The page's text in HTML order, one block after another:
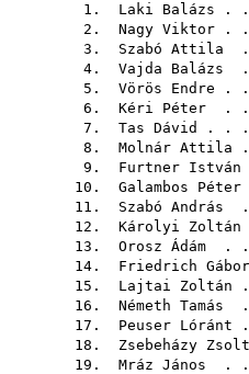
1. Laki Balázs .
2. Nagy Viktor .
3. Szabó Attila .
4. Vajda Balázs .
5. Vörös Endre .
6. Kéri Péter .
7. Tas Dávid . .
8. Molnár Attila
9. Furtner István
10. Galambos Péter
11. Szabó András .
12. Károlyi Zoltán
13. Orosz Ádám .
14. Friedrich Gábor
15. Lajtai Zoltán
16. Németh Tamás .
17. Peuser Lóránt
18. Zsebeházy Zsolt
19. Mráz János .